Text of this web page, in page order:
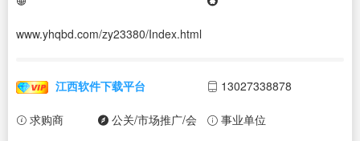
www.yhqbd.com/zy23380/Index.html
江西软件下载平台 13027338878
求购商 公关/市场推广/会 事业单位